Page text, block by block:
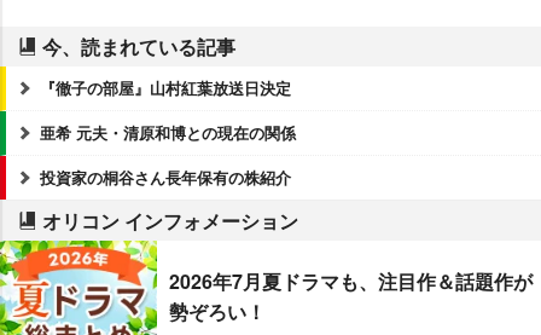
今、読まれている記事
『徹子の部屋』山村紅葉放送日決定
亜希 元夫・清原和博との現在の関係
投資家の桐谷さん長年保有の株紹介
オリコン インフォメーション
2026年7月夏ドラマも、注目作＆話題作が
勢ぞろい！